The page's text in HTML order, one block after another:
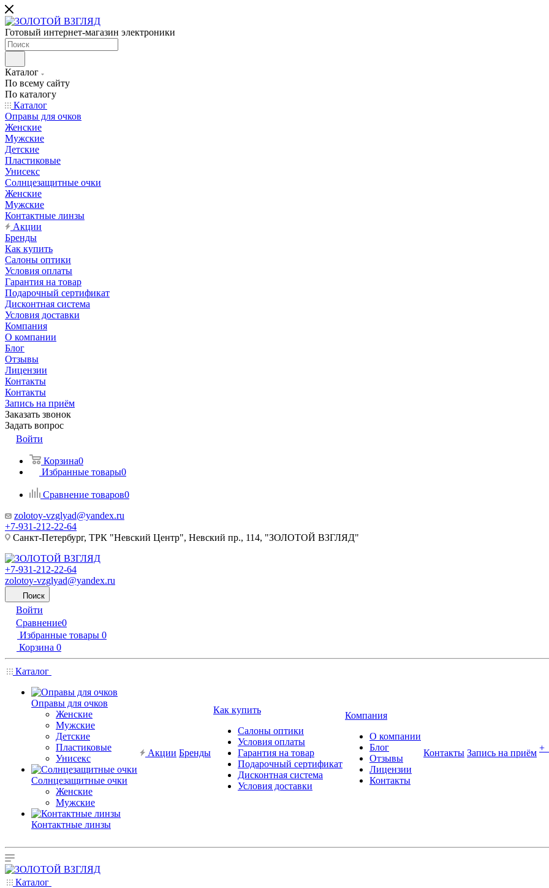
Готовый интернет-магазин электроники
Каталог
По всему сайту
По каталогу
Каталог
Оправы для очков
Женские
Мужские
Детские
Пластиковые
Унисекс
Солнцезащитные очки
Женские
Мужские
Контактные линзы
Акции
Бренды
Как купить
Салоны оптики
Условия оплаты
Гарантия на товар
Подарочный сертификат
Дисконтная система
Условия доставки
Компания
О компании
Блог
Отзывы
Лицензии
Контакты
Контакты
Запись на приём
Заказать звонок
Задать вопрос
Войти
Корзина0
Избранные товары0
Сравнение товаров0
zolotoy-vzglyad@yandex.ru
+7-931-212-22-64
Санкт-Петербург, ТРК "Невский Центр", Невский пр., 114, "ЗОЛОТОЙ ВЗГЛЯД"
+7-931-212-22-64
zolotoy-vzglyad@yandex.ru
Поиск
Войти
Сравнение0
Избранные товары 0
Корзина 0
Каталог
Оправы для очков
Женские
Мужские
Детские
Пластиковые
Унисекс
Солнцезащитные очки
Женские
Мужские
Контактные линзы
Акции Бренды
Как купить
Салоны оптики
Условия оплаты
Гарантия на товар
Подарочный сертификат
Дисконтная система
Условия доставки
Компания
О компании
Блог
Отзывы
Лицензии
Контакты
Контакты Запись на приём +
Каталог